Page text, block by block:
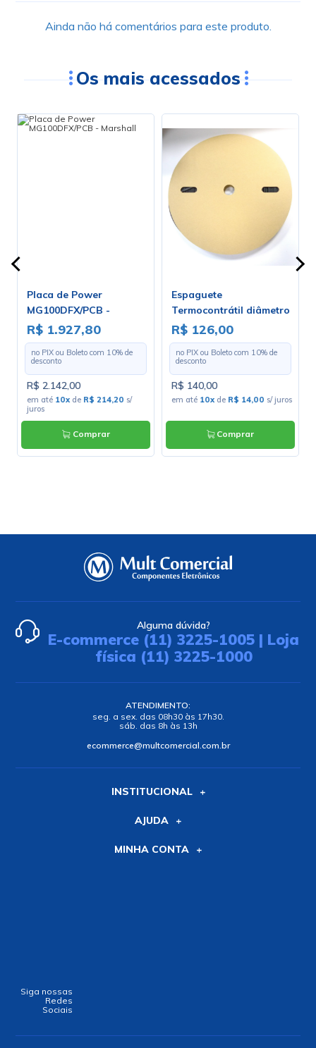
Ainda não há comentários para este produto.
Os mais acessados
Placa de Power
MG100DFX/PCB -
Marshall
R$ 1.927,80
no PIX ou Boleto com 10% de
desconto
R$ 2.142,00
em até 10xde R$ 214,20 s/
juros
Comprar
Espaguete
Termocontrátil diâmetro
de 3.2mm - Rolo Com 100
Metros
R$ 126,00
no PIX ou Boleto com 10% de
desconto
R$ 140,00
em até 10xde R$ 14,00 s/ juros
Comprar
Alguma dúvida?
E-commerce (11) 3225-1005 | Loja
física (11) 3225-1000
ATENDIMENTO:
seg. a sex. das 08h30 às 17h30.
sáb. das 8h às 13h
ecommerce@multcomercial.com.br
INSTITUCIONAL
AJUDA
MINHA CONTA
Siga nossas
Redes
Sociais